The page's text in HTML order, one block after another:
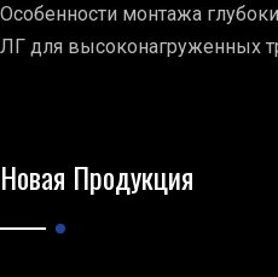
Особенности монтажа
ЛГ для высоконагруженных
Новая Продукция